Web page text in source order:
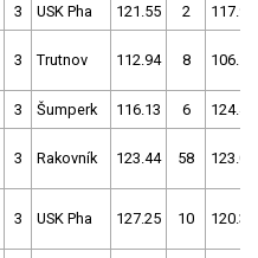
3 USK Pha 121.55 2 117.99
3 Trutnov 112.94 8 106.14
3 Šumperk 116.13 6 124.41
3 Rakovník 123.44 58 123.02
3 USK Pha 127.25 10 120.30